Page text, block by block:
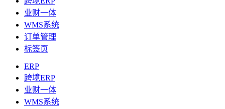
业财一体
WMS系统
订单管理
标签页
ERP
跨境ERP
业财一体
WMS系统